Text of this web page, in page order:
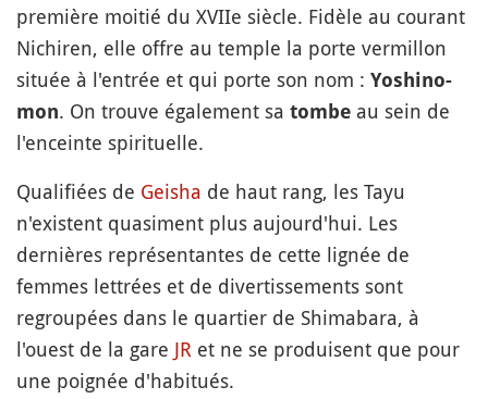
première moitié du XVIIe siècle. Fidèle au courant
Nichiren, elle offre au temple la porte vermillon
située à l'entrée et qui porte son nom : Yoshino-
mon. On trouve également sa tombe au sein de
l'enceinte spirituelle.
Qualifiées de Geisha de haut rang, les Tayu
n'existent quasiment plus aujourd'hui. Les
dernières représentantes de cette lignée de
femmes lettrées et de divertissements sont
regroupées dans le quartier de Shimabara, à
l'ouest de la gare JR et ne se produisent que pour
une poignée d'habitués.